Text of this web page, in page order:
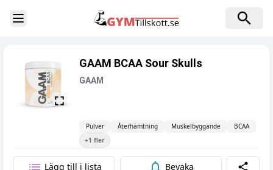
Toggle Sidebar
GAAM BCAA Sour Skulls
GAAM
Pulver Återhämtning Muskelbyggande
BCAA
+1 fler
Lägg till i lista Bevaka